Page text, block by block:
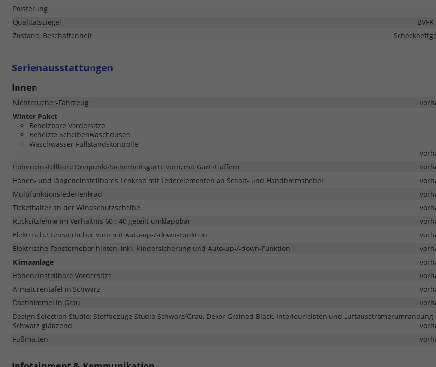
Polsterung
Qualitätssiegel
Zustand, Beschaffenheit
Serienausstattungen
Innen
Nichtraucher-Fahrzeug
Winter-Paket
Beheizbare Vordersitze
Beheizte Scheibenwaschdüsen
Waschwasser-Füllstandskontrolle
Höheneinstellbare Dreipunkt-Sicherheitsgurte vorn, mit Gurtstraffern
Höhen- und längeneinstellbares Lenkrad mit Lederelementen an Schalt- und Handbremshebel
Multifunktionslederlenkrad
Tickethalter an der Windschutzscheibe
Rücksitzlehne im Verhältnis 60 : 40 geteilt umklappbar
Elektrische Fensterheber vorn mit Auto-up-/-down-Funktion
Elektrische Fensterheber hinten, inkl. Kindersicherung und Auto-up-/-down-Funktion
Klimaanlage
Höheneinstellbare Vordersitze
Armaturentafel in Schwarz
Dachhimmel in Grau
Design Selection Studio: Stoffbezüge Studio Schwarz/Grau, Dekor Grained-Black, Interieurleisten und Luftausströmerumrandung
Schwarz glänzend
Fußmatten